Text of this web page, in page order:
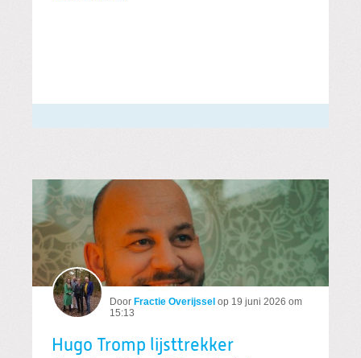
Door Fractie Overijssel op 19 juni 2026 om
15:13
Hugo Tromp lijsttrekker